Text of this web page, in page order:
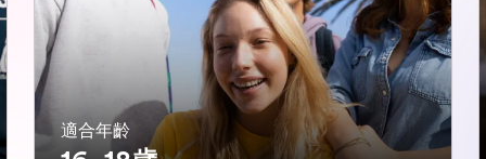
適合年齡